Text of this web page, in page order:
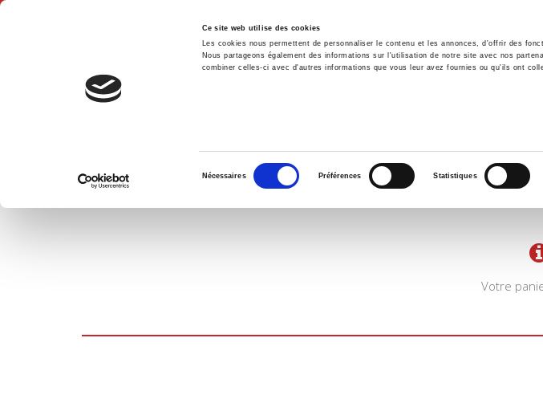
Ce site web utilise des cookies
Les cookies nous permettent de personnaliser le contenu et les annonces, d'offrir des
Nous partageons également des informations sur l'utilisation de notre site avec nos
combiner celles-ci avec d'autres informations que vous leur avez fournies ou qu'ils ont
consentement
Nécessaires Préférences Statistiques
Accueil Environnement
PANIER D'ACHATS
Votre